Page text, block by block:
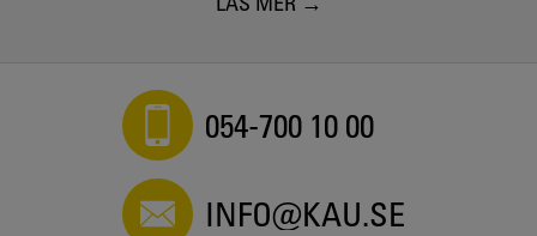
054-700 10 00
INFO@KAU.SE